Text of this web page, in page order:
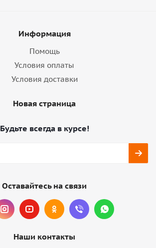
Информация
Помощь
Условия оплаты
Условия доставки
Новая страница
Будьте всегда в курсе!
Оставайтесь на связи
Наши контакты